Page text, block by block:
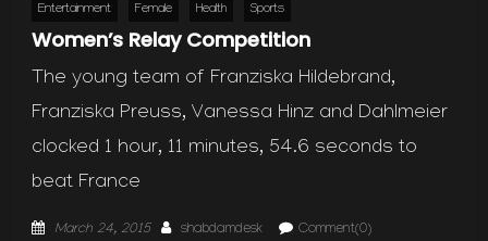
Entertainment Female Health Sports
Women’s Relay Competition
The young team of Franziska Hildebrand,
Franziska Preuss, Vanessa Hinz and Dahlmeier
clocked 1 hour, 11 minutes, 54.6 seconds to
beat France
Posted
March 24, 2015 Author
shabdamdesk Comment(0)